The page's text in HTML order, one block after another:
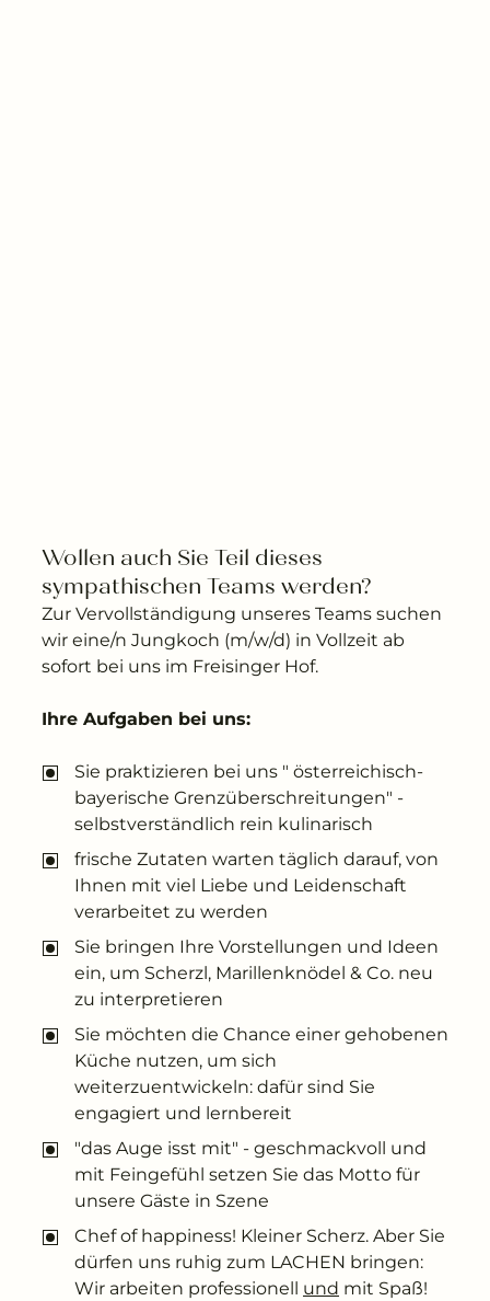
---
---
--
Wollen auch Sie Teil dieses
sympathischen Teams werden?
Zur Vervollständigung unseres Teams suchen
wir eine/n Jungkoch (m/w/d) in Vollzeit ab
sofort bei uns im Freisinger Hof.
Ihre Aufgaben bei uns:
Sie praktizieren bei uns " österreichisch-
bayerische Grenzüberschreitungen" -
selbstverständlich rein kulinarisch
frische Zutaten warten täglich darauf, von
Ihnen mit viel Liebe und Leidenschaft
verarbeitet zu werden
Sie bringen Ihre Vorstellungen und Ideen
ein, um Scherzl, Marillenknödel & Co. neu
zu interpretieren
Sie möchten die Chance einer gehobenen
Küche nutzen, um sich
weiterzuentwickeln: dafür sind Sie
engagiert und lernbereit
"das Auge isst mit" - geschmackvoll und
mit Feingefühl setzen Sie das Motto für
unsere Gäste in Szene
Chef of happiness! Kleiner Scherz. Aber Sie
dürfen uns ruhig zum LACHEN bringen:
Wir arbeiten professionell und mit Spaß!